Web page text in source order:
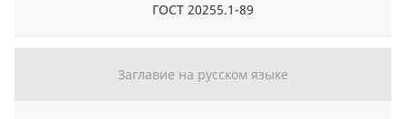
ГОСТ 20255.1-89
Заглавие на русском языке